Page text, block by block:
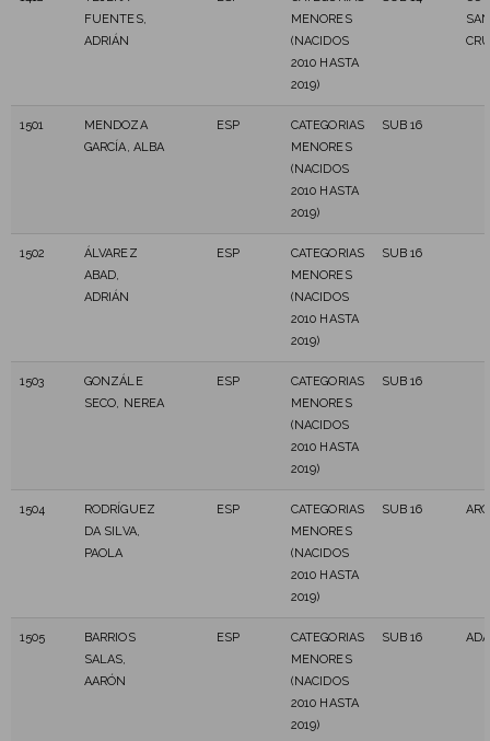
FUENTES,
ADRIÁN
MENORES
(NACIDOS
2010 HASTA
2019)
1501
MENDOZA
GARCÍA, ALBA
ESP
CATEGORIAS
MENORES
(NACIDOS
2010 HASTA
2019)
SUB 16
1502
ÁLVAREZ
ABAD,
ADRIÁN
ESP
CATEGORIAS
MENORES
(NACIDOS
2010 HASTA
2019)
SUB 16
1503
GONZÁLE
SECO, NEREA
ESP
CATEGORIAS
MENORES
(NACIDOS
2010 HASTA
2019)
SUB 16
1504
RODRÍGUEZ
DA SILVA,
PAOLA
ESP
CATEGORIAS
MENORES
(NACIDOS
2010 HASTA
2019)
SUB 16
1505
BARRIOS
SALAS,
AARÓN
ESP
CATEGORIAS
MENORES
(NACIDOS
2010 HASTA
2019)
SUB 16